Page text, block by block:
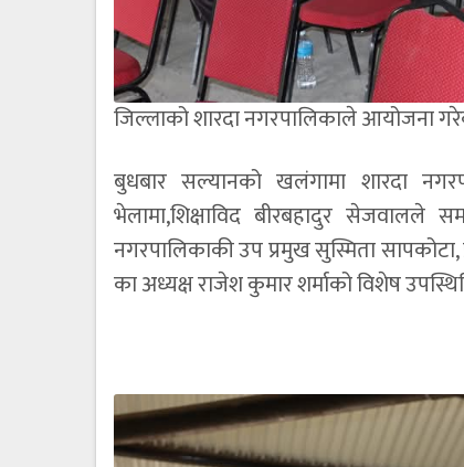
जिल्लाको शारदा नगरपालिकाले आयोजना
बुधबार सल्यानको खलंगामा शारदा
भेलामा,शिक्षाविद बीरबहादुर सेजवालले
नगरपालिकाकी उप प्रमुख सुस्मिता
का अध्यक्ष राजेश कुमार शर्माको विशेष